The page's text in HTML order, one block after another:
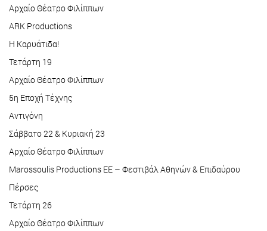
Αρχαίο Θέατρο Φιλίππων
ARK Productions
Η Καρυάτιδα!
Τετάρτη 19
Αρχαίο Θέατρο Φιλίππων
5η Εποχή Τέχνης
Αντιγόνη
Σάββατο 22 & Κυριακή 23
Αρχαίο Θέατρο Φιλίππων
Marossoulis Productions ΕΕ – Φεστιβάλ Αθηνών & Επιδαύρου
Πέρσες
Τετάρτη 26
Αρχαίο Θέατρο Φιλίππων